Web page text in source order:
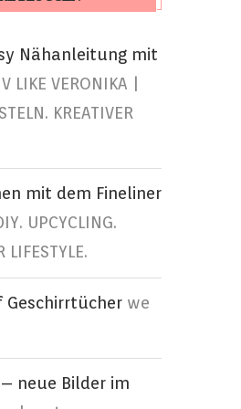
Nähanleitung mit
V LIKE VERONIKA |
KREATIVER
mit dem Fineliner
UPCYCLING.
LIFESTYLE.
Geschirrtücher we
neue Bilder im